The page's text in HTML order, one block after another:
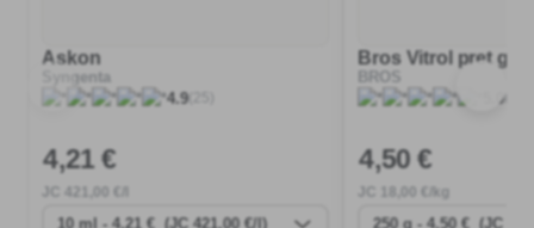
Askon
Syngenta
4.9(25)
4,21 €
421 ,00 €/l
Bros Vitrol pret
5.0(13)
4,50 €
,00 €/kg